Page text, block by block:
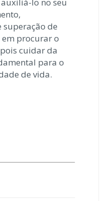
superação de
em procurar o
cuidar da
para o
de vida.